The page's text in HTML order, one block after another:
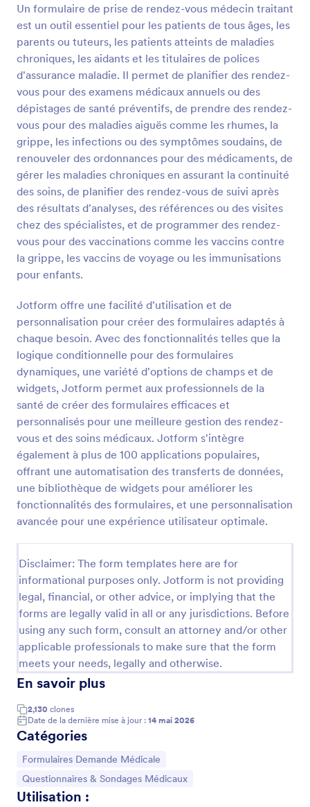
Un formulaire de prise de rendez-vous médecin traitant
est un outil essentiel pour les patients de tous âges, les
parents ou tuteurs, les patients atteints de maladies
chroniques, les aidants et les titulaires de polices
d'assurance maladie. Il permet de planifier des rendez-
vous pour des examens médicaux annuels ou des
dépistages de santé préventifs, de prendre des rendez-
vous pour des maladies aiguës comme les rhumes, la
grippe, les infections ou des symptômes soudains, de
renouveler des ordonnances pour des médicaments, de
gérer les maladies chroniques en assurant la continuité
des soins, de planifier des rendez-vous de suivi après
des résultats d'analyses, des références ou des visites
chez des spécialistes, et de programmer des rendez-
vous pour des vaccinations comme les vaccins contre
la grippe, les vaccins de voyage ou les immunisations
pour enfants.
Jotform offre une facilité d'utilisation et de
personnalisation pour créer des formulaires adaptés à
chaque besoin. Avec des fonctionnalités telles que la
logique conditionnelle pour des formulaires
dynamiques, une variété d'options de champs et de
widgets, Jotform permet aux professionnels de la
santé de créer des formulaires efficaces et
personnalisés pour une meilleure gestion des rendez-
vous et des soins médicaux. Jotform s'intègre
également à plus de 100 applications populaires,
offrant une automatisation des transferts de données,
une bibliothèque de widgets pour améliorer les
fonctionnalités des formulaires, et une personnalisation
avancée pour une expérience utilisateur optimale.
Disclaimer: The form templates here are for
informational purposes only. Jotform is not providing
legal, financial, or other advice, or implying that the
forms are legally valid in all or any jurisdictions. Before
using any such form, consult an attorney and/or other
applicable professionals to make sure that the form
meets your needs, legally and otherwise.
En savoir plus
2,130 clones
Date de la dernière mise à jour : 14 mai 2026
Catégories
Accéder à la catégorie :
Formulaires Demande Médicale
Accéder à la catégorie :
Questionnaires & Sondages Médicaux
Utilisation :
Prévisualiser
Formulaire Antécédents Médicaux
Un formulaire d'anamnèse médicale est un
questionnaire utilisé par les professionnels de la
santé pour recueillir des informations sur les
antécédents médicaux du patient lors d'un examen
médical ou physique. Que vous soyez médecin,
infirmière, kinésithérapeute ou autre professionnel
de la santé, collectez facilement les antécédents
médicaux de votre patient à l'aide de ce formulaire
d'anamnèse médicale gratuit. Il vous suffit de
personnaliser le formulaire en fonction de la manière
dont vous souhaitez poser vos questions, puis de
l'ajouter à votre site web. Vous pouvez également le
partager avec un lien ou l'intégrer ! Ainsi, les
vous pouvez l'imprimer et recueillir les réponses en
personne à l'aide d'une tablette ou d'un ordinateur.
Lorsque vous téléchargez notre application mobile
gratuite, Jotform Mobile Forms, vous pourrez
consulter les soumissions sur n'importe quel
appareil, même lorsque vous n'êtes pas au bureau.
De plus, vous pouvez automatiquement collecter
toutes les informations nécessaires en intégrant le
formulaire à vos autres comptes. Il vous suffit de le
synchroniser avec votre CRM, votre service de
stockage comme Google Drive ou Dropbox.
anamnèse médicale avec un formulaire d'anamnèse
médicale en ligne gratuit.
Go to Category:
Formulaires Santé
Utiliser le modèle
Prévisualiser